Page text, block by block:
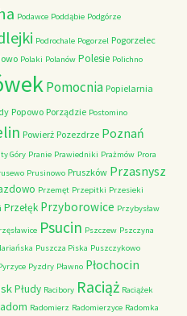
Podawce Poddąbie Podgórze
Podrochale Pogorzel Pogorzelec
Polaki Polanów Polesie Polichno
Pomocnia Popielarnia
Popowo Porządzie Postomino
Powierż Pozezdrze Poznań
Góry Pranie Prawiedniki Prażmów Prora
Prusinowo Pruszków Przasnysz
Przemęt Przepitki Przesieki
Przełęk Przyborowice Przybysław
Psucin Pszczew Pszczyna
Puszcza Piska Puszczykowo
Pyzdry Pławno Płochocin
Płudy Racibory Raciąż Raciążek
Radomierz Radomierzyce Radomka